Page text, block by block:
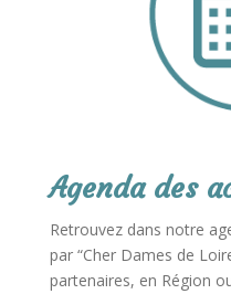
Agenda des
Retrouvez dans notre
par “Cher Dames de
partenaires, en Région